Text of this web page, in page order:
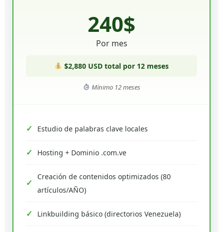
240$
Por mes
$2,880 USD total por 12 meses
Mínimo 12 meses
Estudio de palabras clave locales
Hosting + Dominio .com.ve
Creación de contenidos optimizados (80
artículos/AÑO)
Linkbuilding básico (directorios Venezuela)